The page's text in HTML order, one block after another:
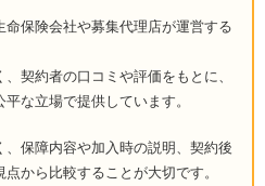
命保険会社や募集代理店が運営する
契約者の口コミや評価をもとに、
な立場で提供しています。
保障内容や加入時の説明、契約後
から比較することが大切です。